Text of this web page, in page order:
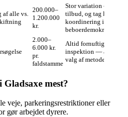
alle vs.
200.000–
1.200.000
kr.
Stor variation — få
tilbud, og tag højde for
koordinering i
beboerdemokratiet/
2.000–
6.000 kr.
pr.
faldstamme
Altid fornuftigt at
inspektion —
valg af metode.
mest?
veje, parkeringsrestriktioner eller
gør arbejdet dyrere.